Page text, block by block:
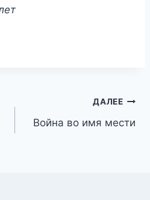
ДАЛЕЕ
Война во имя мести